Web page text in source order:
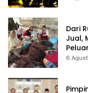
Dari
Jual,
6